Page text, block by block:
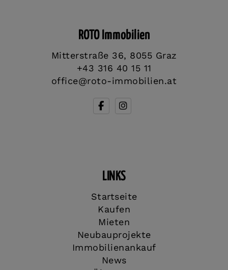
ROTO Immobilien
Mitterstraße 36, 8055 Graz
+43 316 40 15 11
office@roto-immobilien.at
LINKS
Startseite
Kaufen
Mieten
Neubauprojekte
Immobilienankauf
News